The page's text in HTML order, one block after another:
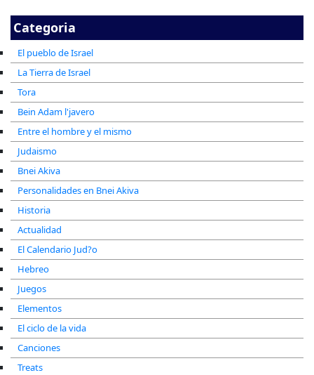
Categoria
El pueblo de Israel
La Tierra de Israel
Tora
Bein Adam l'javero
Entre el hombre y el mismo
Judaismo
Bnei Akiva
Personalidades en Bnei Akiva
Historia
Actualidad
El Calendario Jud?o
Hebreo
Juegos
Elementos
El ciclo de la vida
Canciones
Treats